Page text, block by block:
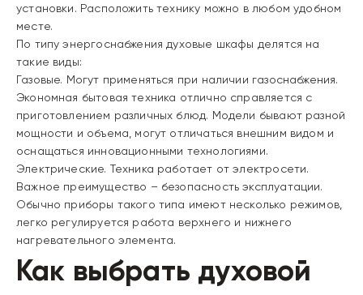
установки. Расположить технику можно в любом удобном
месте.
По типу энергоснабжения духовые шкафы делятся на
такие виды:
Газовые. Могут применяться при наличии газоснабжения.
Экономная бытовая техника отлично справляется с
приготовлением различных блюд. Модели бывают разной
мощности и объема, могут отличаться внешним видом и
оснащаться инновационными технологиями.
Электрические. Техника работает от электросети.
Важное преимущество – безопасность эксплуатации.
Обычно приборы такого типа имеют несколько режимов,
легко регулируется работа верхнего и нижнего
нагревательного элемента.
Как выбрать духовой